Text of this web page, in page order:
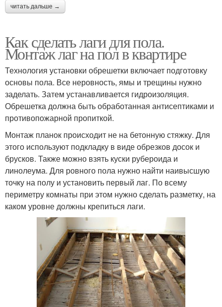
читать дальше →
Как сделать лаги для пола.
Монтаж лаг на пол в квартире
Технология установки обрешетки включает подготовку
основы пола. Все неровность, ямы и трещины нужно
заделать. Затем устанавливается гидроизоляция.
Обрешетка должна быть обработанная антисептиками и
противопожарной пропиткой.
Монтаж планок происходит не на бетонную стяжку. Для
этого используют подкладку в виде обрезков досок и
брусков. Также можно взять куски рубероида и
линолеума. Для ровного пола нужно найти наивысшую
точку на полу и установить первый лаг. По всему
периметру комнаты при этом нужно сделать разметку, на
каком уровне должны крепиться лаги.